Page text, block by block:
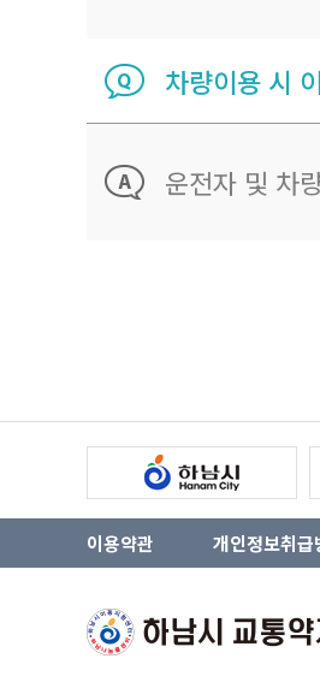
차량이용 시
운전자 및 차
이용약관 개인정보취급